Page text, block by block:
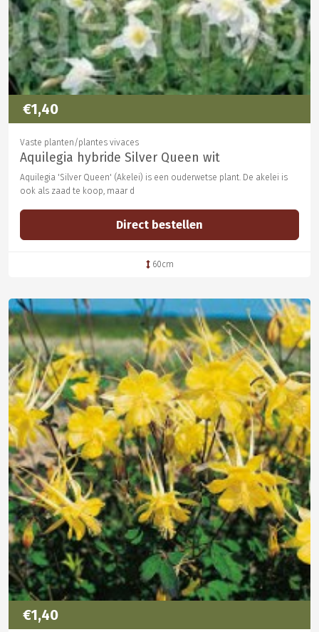
€1,40
Vaste planten/plantes vivaces
Aquilegia hybride Silver Queen wit
Aquilegia 'Silver Queen' (Akelei) is een ouderwetse plant. De akelei is
ook als zaad te koop, maar d
Direct bestellen
60cm
€1,40